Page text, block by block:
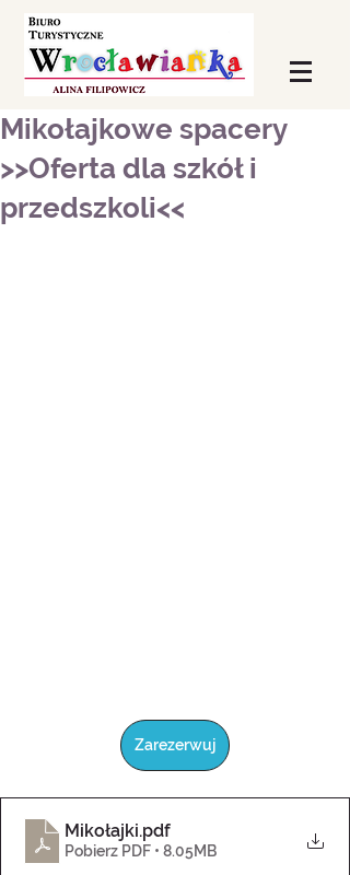
Mikołajkowe spacery
>>Oferta dla szkół i
przedszkoli<<
Zarezerwuj
Mikołajki.pdf
Pobierz PDF • 8.05MB